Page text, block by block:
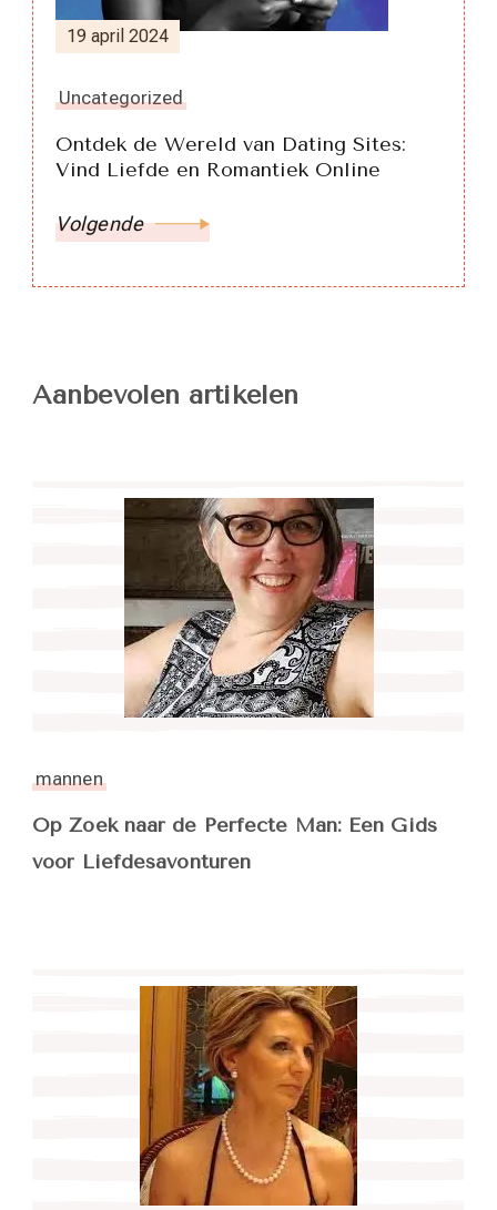
19 april 2024
Uncategorized
Ontdek de Wereld van Dating Sites:
Vind Liefde en Romantiek Online
Volgende
Aanbevolen artikelen
mannen
Op Zoek naar de Perfecte Man: Een Gids
voor Liefdesavonturen